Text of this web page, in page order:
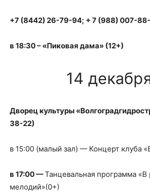
+7 (8442) 26-79-94; + 7 (988) 007-
в 18:30 – «Пиковая дама» (12+)
14
Дворец культуры
38-22)
в 15:00 (малый зал) — Концерт клуба
в 17:00 —Танцевальная программа
мелодий»(0+)